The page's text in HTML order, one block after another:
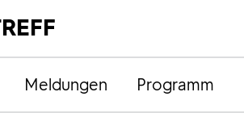
Meldungen Programm